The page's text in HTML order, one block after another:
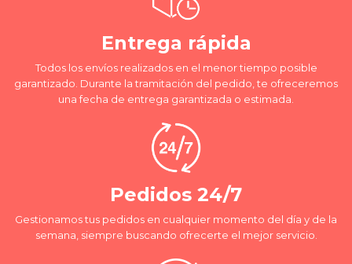
Entrega rápida
Todos los envíos realizados en el menor tiempo posible
garantizado. Durante la tramitación del pedido, te ofreceremos
una fecha de entrega garantizada o estimada.
Pedidos 24/7
Gestionamos tus pedidos en cualquier momento del día y de la
semana, siempre buscando ofrecerte el mejor servicio.